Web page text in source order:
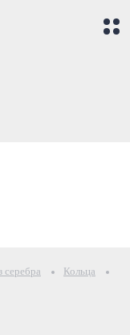
серебра Кольца